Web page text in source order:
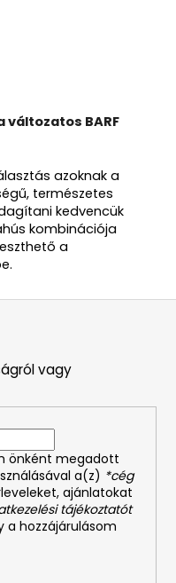
BARF
azoknak a
természetes
kedvencük
kombinációja
a
vagy
önként megadott
a(z) *cég
ajánlatokat
tájékoztatót
hozzájárulásom